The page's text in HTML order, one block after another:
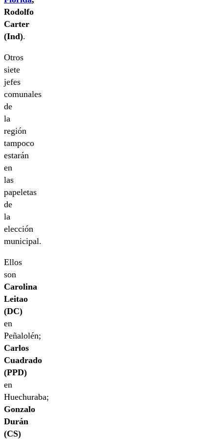
Rodolfo
Carter
(Ind).
Otros
siete
jefes
comunales
de
la
región
tampoco
estarán
en
las
papeletas
de
la
elección
municipal.
Ellos
son
Carolina
Leitao
(DC)
en
Peñalolén;
Carlos
Cuadrado
(PPD)
en
Huechuraba;
Gonzalo
Durán
(CS)